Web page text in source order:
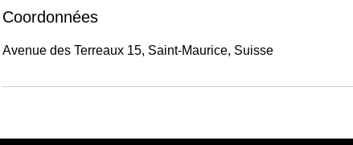
Coordonnées
Avenue des Terreaux 15, Saint-Maurice, Suisse